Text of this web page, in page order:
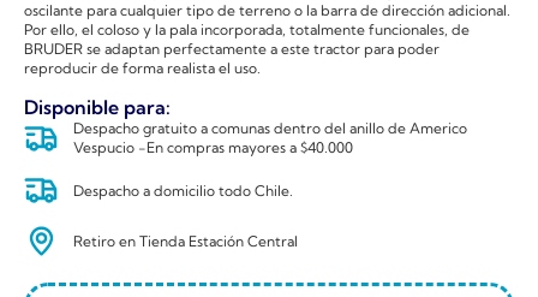
oscilante para cualquier tipo de terreno o la barra de dirección adicional.
Por ello, el coloso y la pala incorporada, totalmente funcionales, de
BRUDER se adaptan perfectamente a este tractor para poder
reproducir de forma realista el uso.
Disponible para:
Despacho gratuito a comunas dentro del anillo de Americo
Vespucio -En compras mayores a $40.000
Despacho a domicilio todo Chile.
Retiro en Tienda Estación Central